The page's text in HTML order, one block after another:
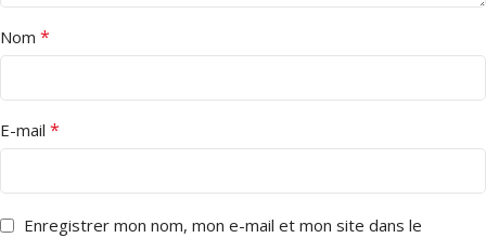
Nom *
E-mail *
Enregistrer mon nom, mon e-mail et mon site dans le